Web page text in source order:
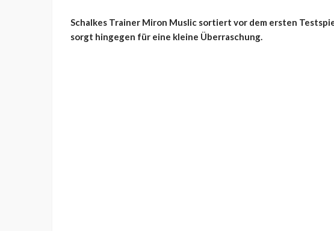
Schalkes Trainer Miron Muslic sortiert vor dem ersten
sorgt hingegen für eine kleine Überraschung.